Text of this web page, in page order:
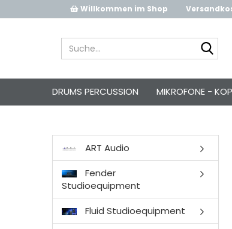
Willkommen im Shop
DRUMS PERCUSSION MIKROFONE -
ART Audio
Fender
Studioequipment
Fluid Studioequipment